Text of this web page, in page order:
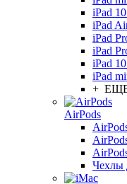
iPad
iPad
iPad
iPad
iPad
iPad
+
AirPods
Чехлы